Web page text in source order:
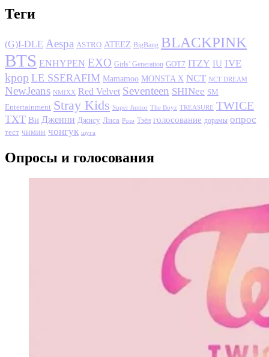
Теги
(G)I-DLE Aespa ASTRO ATEEZ BigBang BLACKPINK
BTS ENHYPEN EXO Girls’ Generation GOT7 ITZY IU IVE
kpop LE SSERAFIM Mamamoo MONSTA X NCT NCT DREAM
NewJeans NMIXX Red Velvet Seventeen SHINee SM
Entertainment Stray Kids Super Junior The Boyz TREASURE TWICE
TXT Ви Дженни Джису Лиса Розэ Тэён голосование дорамы опрос
тест чимин чонгук шуга
Опросы и голосования